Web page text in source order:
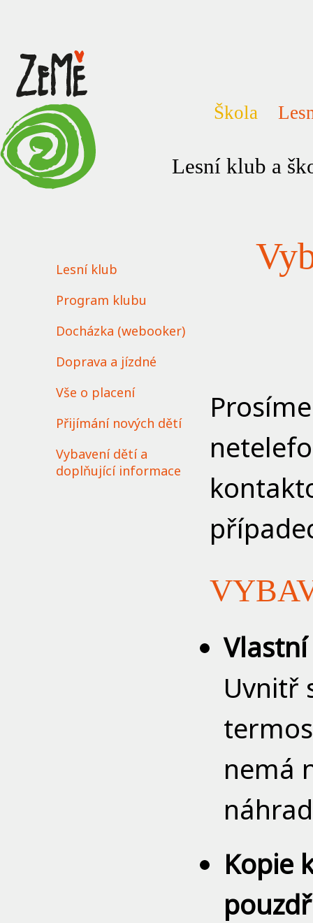
Škola
Lesní klub a
Lesní klub
Program klubu
Docházka (webooker)
Doprava a jízdné
Vše o placení
Přijímání nových dětí
Vybavení dětí a
doplňující informace
Uvnitř
nemá
Kopie